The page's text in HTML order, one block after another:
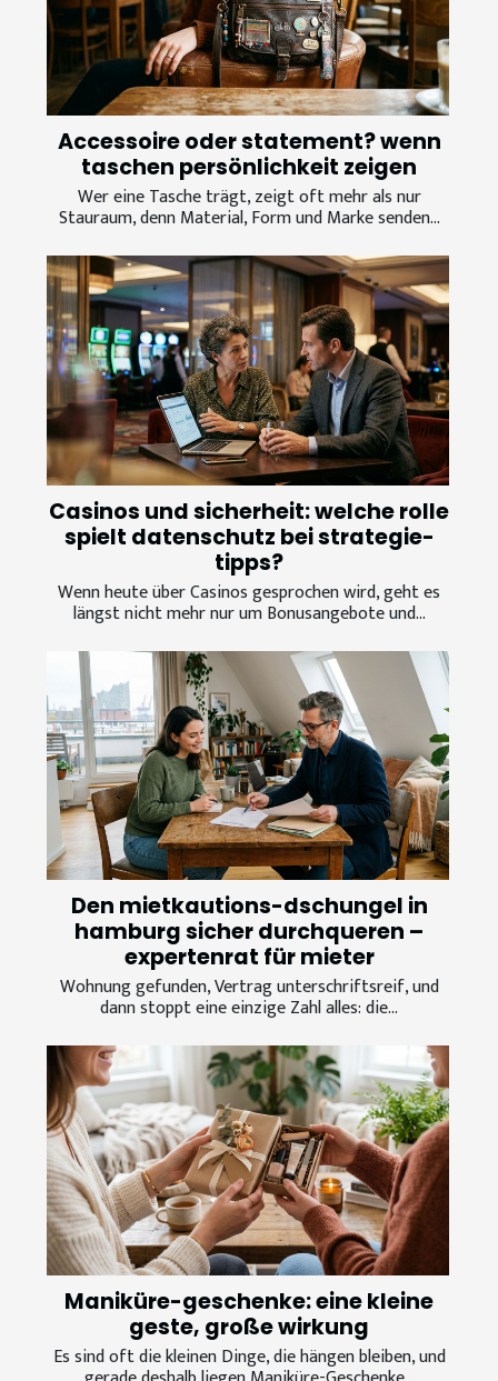
Accessoire oder statement? wenn
taschen persönlichkeit zeigen
Wer eine Tasche trägt, zeigt oft mehr als nur
Stauraum, denn Material, Form und Marke senden...
Casinos und sicherheit: welche rolle
spielt datenschutz bei strategie-
tipps?
Wenn heute über Casinos gesprochen wird, geht es
längst nicht mehr nur um Bonusangebote und...
Den mietkautions-dschungel in
hamburg sicher durchqueren –
expertenrat für mieter
Wohnung gefunden, Vertrag unterschriftsreif, und
dann stoppt eine einzige Zahl alles: die...
Maniküre-geschenke: eine kleine
geste, große wirkung
Es sind oft die kleinen Dinge, die hängen bleiben, und